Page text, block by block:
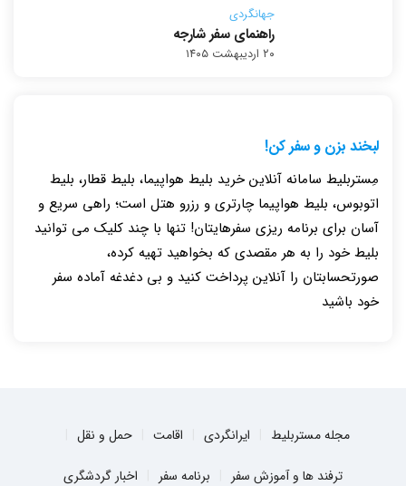
جهانگردی
راهنمای سفر شارجه
۲۰ اردیبهشت ۱۴۰۵
لبخند بزن و سفر کن!
مِستربلیط سامانه آنلاین خرید بلیط هواپیما، بلیط قطار، بلیط
اتوبوس، بلیط هواپیما چارتری و رزرو هتل است؛ راهی سریع و
آسان برای برنامه ریزی سفرهایتان! تنها با چند کلیک می توانید
بلیط خود را به هر مقصدی که بخواهید تهیه کرده،
صورتحسابتان را آنلاین پرداخت کنید و بی دغدغه آماده سفر
خود باشید
مجله مستربلیط ایرانگردی اقامت حمل و نقل
ترفند ها و آموزش سفر برنامه سفر اخبار گردشگری